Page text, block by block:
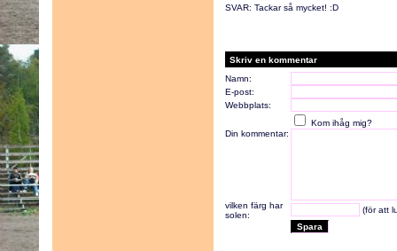
SVAR: Tackar så mycket! :D
Skriv en kommentar
Namn:
E-post:
Webbplats:
Kom ihåg mig?
Din kommentar:
vilken färg har
solen:
(för att